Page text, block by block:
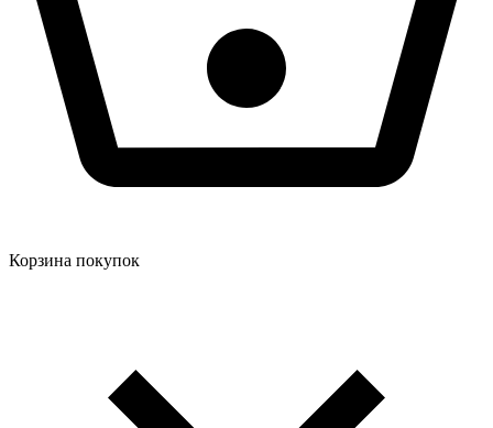
Корзина покупок